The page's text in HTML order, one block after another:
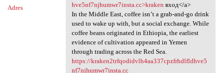
Adres
hve5nf7njhumwr7insta.cc>kraken вход</a>
In the Middle East, coffee isn’t a grab-and-go drink
used to wake up with, but a social exchange. While
coffee beans originated in Ethiopia, the earliest
evidence of cultivation appeared in Yemen
through trading across the Red Sea.
https://kraken2trfqodidvlh4aa337cpzfrhdlfldhve5
nf7njhumwr7insta.cc